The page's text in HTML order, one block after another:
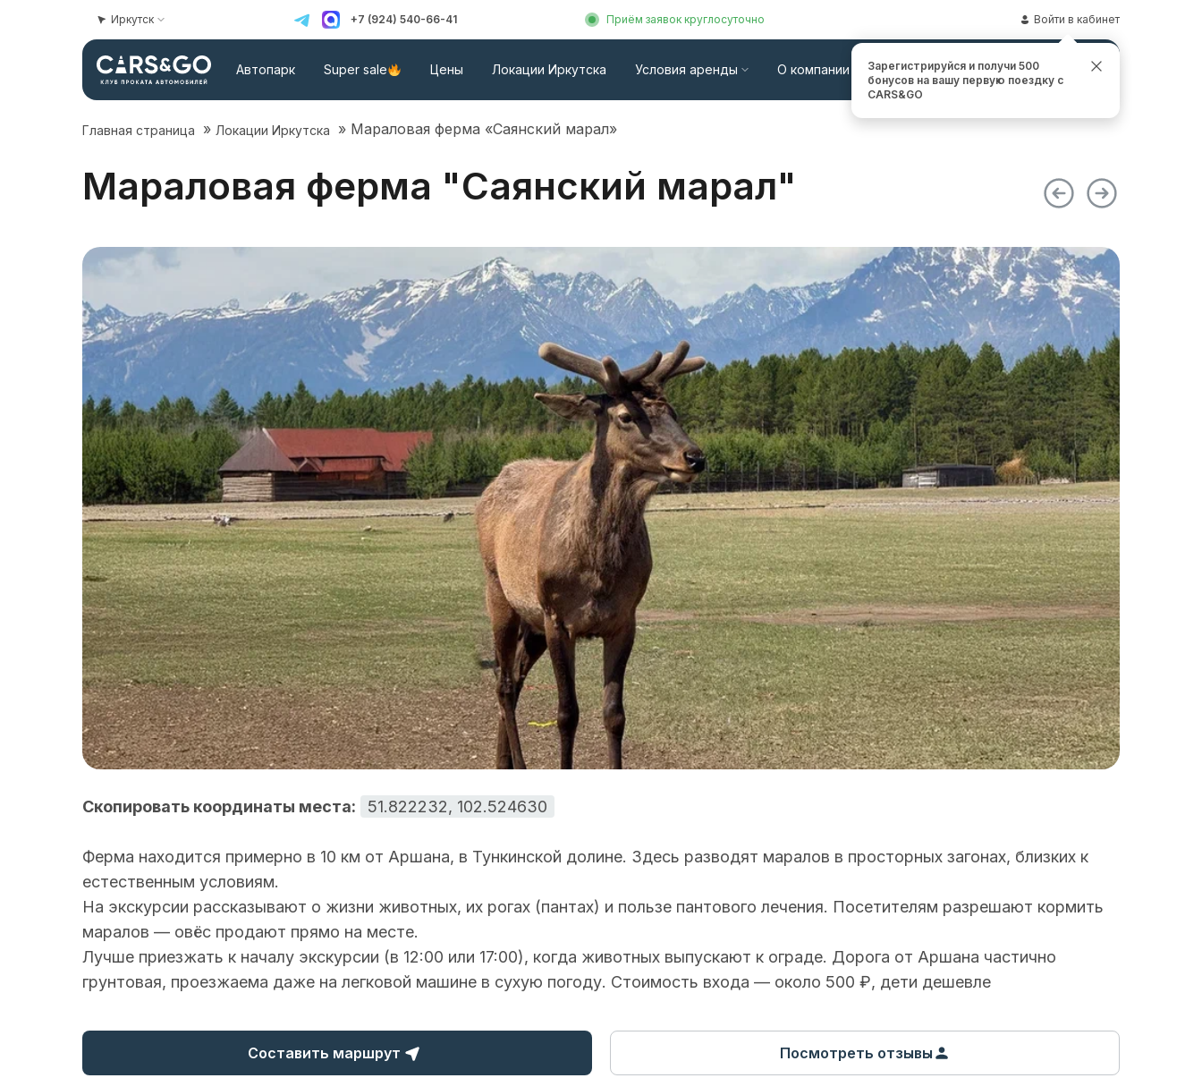
Иркутск +7 (924) 540-66-41 Приём заявок круглосуточно Войти в кабинет
Автопарк Super sale Цены Локации Иркутска Условия аренды О компании Контакты Заказать звонок
Главная страница » Локации Иркутска » Мараловая ферма «Саянский марал»
Мараловая ферма "Саянский марал"
Скопировать координаты места: 51.822232, 102.524630
Ферма находится примерно в 10 км от Аршана, в Тункинской долине. Здесь разводят маралов в просторных загонах, близких к
естественным условиям.
На экскурсии рассказывают о жизни животных, их рогах (пантах) и пользе пантового лечения. Посетителям разрешают кормить
маралов — овёс продают прямо на месте.
Лучше приезжать к началу экскурсии (в 12:00 или 17:00), когда животных выпускают к ограде. Дорога от Аршана частично
грунтовая, проезжаема даже на легковой машине в сухую погоду. Стоимость входа — около 500 ₽, дети дешевле
Составить маршрут Посмотреть отзывы
Зарегистрируйся и получи 500
бонусов на вашу первую поездку с
CARS&GO